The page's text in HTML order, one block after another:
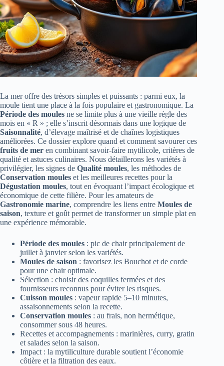
La mer offre des trésors simples et puissants : parmi eux, la
moule tient une place à la fois populaire et gastronomique. La
Période des moules ne se limite plus à une vieille règle des
mois en « R » ; elle s’inscrit désormais dans une logique de
Saisonnalité, d’élevage maîtrisé et de chaînes logistiques
améliorées. Ce dossier explore quand et comment savourer ces
fruits de mer en combinant savoir-faire mytilicole, critères de
qualité et astuces culinaires. Nous détaillerons les variétés à
privilégier, les signes de Qualité moules, les méthodes de
Conservation moules et les meilleures recettes pour la
Dégustation moules, tout en évoquant l’impact écologique et
économique de cette filière. Pour les amateurs de
Gastronomie marine, comprendre les liens entre Moules de
saison, texture et goût permet de transformer un simple plat en
une expérience mémorable.
Période des moules : pic de chair principalement de
juillet à janvier selon les variétés.
Moules de saison : favorisez les Bouchot et de corde
pour une chair optimale.
Sélection : choisir des coquilles fermées et des
fournisseurs reconnus pour éviter les risques.
Cuisson moules : vapeur rapide 5–10 minutes,
assaisonnements selon la recette.
Conservation moules : au frais, non hermétique,
consommer sous 48 heures.
Recettes et accompagnements : marinières, curry, gratin
et salades selon la saison.
Impact : la mytiliculture durable soutient l’économie
côtière et la filtration des eaux.